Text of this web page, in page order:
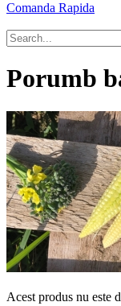
Comanda Rapida
Porumb
Acest produs nu este